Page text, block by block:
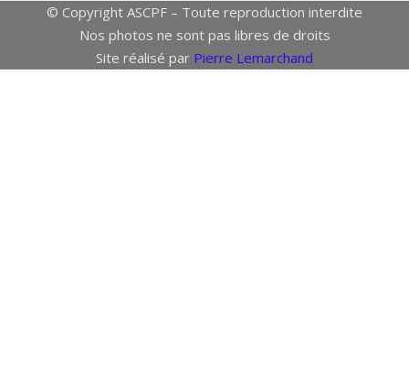
© Copyright ASCPF – Toute reproduction interdite
Nos photos ne sont pas libres de droits
Site réalisé par Pierre Lemarchand